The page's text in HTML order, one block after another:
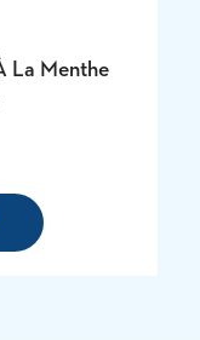
La Menthe